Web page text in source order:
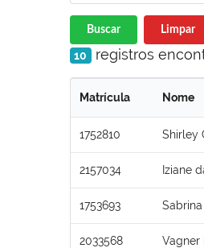
Buscar Limpar
10 registros
Matrícula Nome
1752810 Shirley
2157034 Iziane
1753693
2033568 Vagner